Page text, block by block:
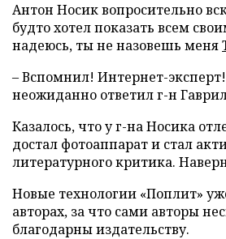
Антон Носик вопросительно
будто хотел показать всем
надеюсь, ты не назовешь меня
– Вспомнил! Интернет-
неожиданно ответил г-н
Казалось, что у г-на Носика
достал фотоаппарат и стал
литературного критика.
Новые технологии «Поплит»
авторах, за что сами авторы
благодарны издательству.